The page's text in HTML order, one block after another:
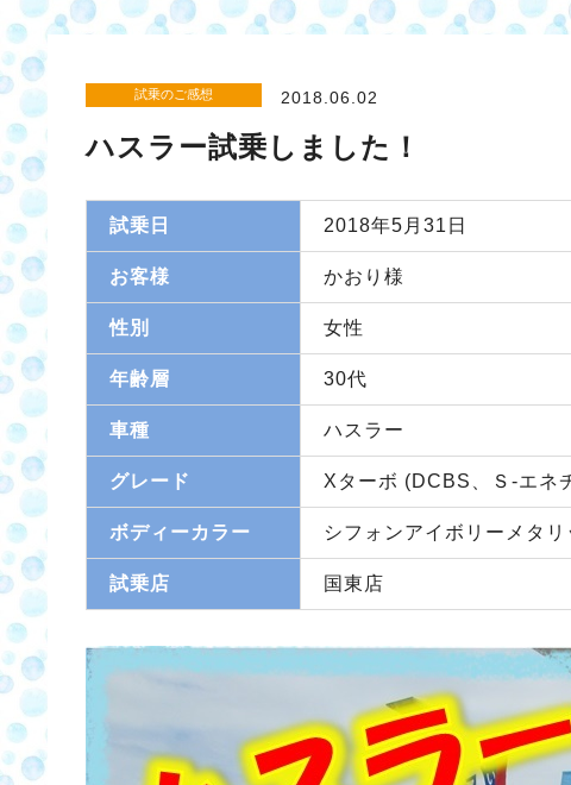
試乗のご感想 2018.06.02
ハスラー試乗しました！
試乗日 2018年5月31日
お客様 かおり様
性別 女性
年齢層 30代
車種 ハスラー
グレード Xターボ (DCBS、Ｓ-エネ
ボディーカラー シフォンアイボリーメタリ
試乗店 国東店